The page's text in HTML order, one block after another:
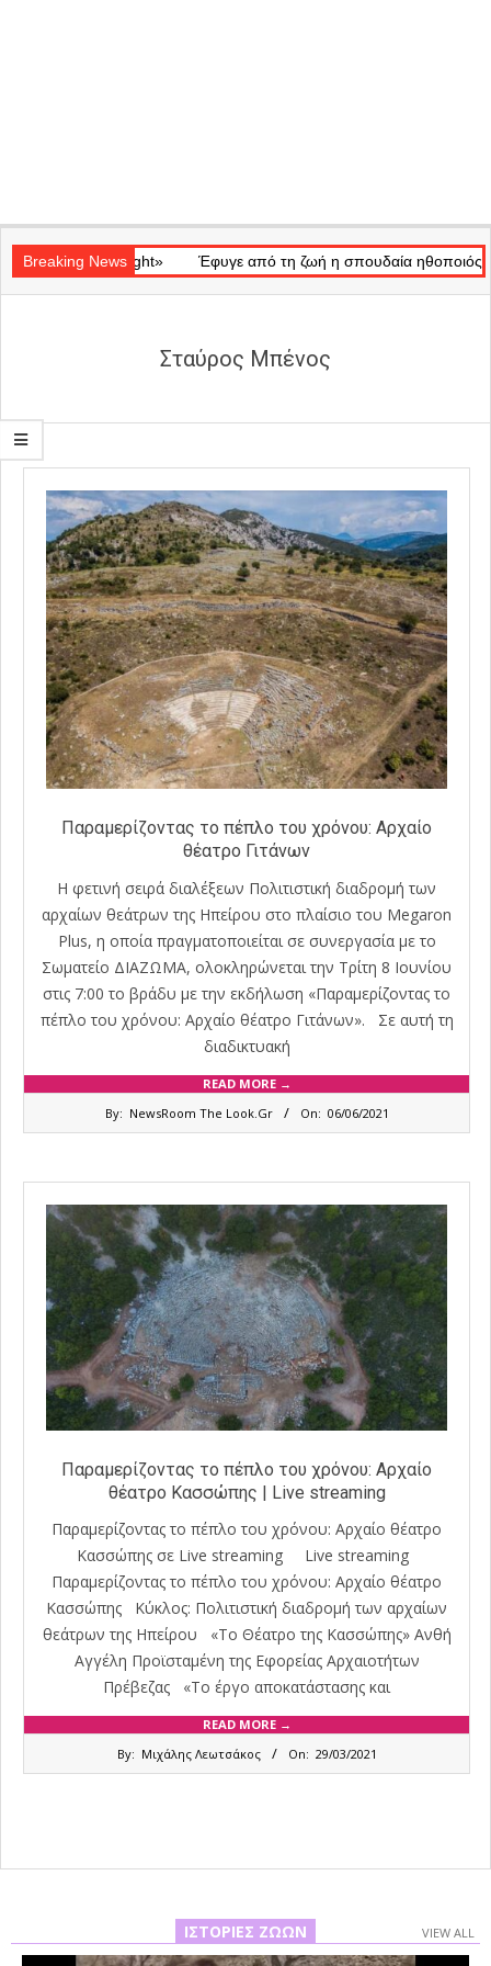
Navigation
Menu
Breaking News
«Ray of Light» Έφυγε από τη ζωή η σπουδαία ηθοποιός Μάρω
Σταύρος Μπένος
Παραμερίζοντας το πέπλο του χρόνου: Αρχαίο
θέατρο Γιτάνων
Η φετινή σειρά διαλέξεων Πολιτιστική διαδρομή των
αρχαίων θεάτρων της Ηπείρου στο πλαίσιο του Megaron
Plus, η οποία πραγματοποιείται σε συνεργασία με το
Σωματείο ΔΙΑΖΩΜΑ, ολοκληρώνεται την Τρίτη 8 Ιουνίου
στις 7:00 το βράδυ με την εκδήλωση «Παραμερίζοντας το
πέπλο του χρόνου: Αρχαίο θέατρο Γιτάνων». Σε αυτή τη
διαδικτυακή
READ MORE →
By: NewsRoom The Look.Gr On: 06/06/2021
Παραμερίζοντας το πέπλο του χρόνου: Αρχαίο
θέατρο Κασσώπης | Live streaming
Παραμερίζοντας το πέπλο του χρόνου: Αρχαίο θέατρο
Κασσώπης σε Live streaming Live streaming
Παραμερίζοντας το πέπλο του χρόνου: Αρχαίο θέατρο
Κασσώπης Kύκλος: Πολιτιστική διαδρομή των αρχαίων
θεάτρων της Ηπείρου «Το Θέατρο της Κασσώπης» Ανθή
Αγγέλη Προϊσταμένη της Εφορείας Αρχαιοτήτων
Πρέβεζας «Το έργο αποκατάστασης και
READ MORE →
By: Μιχάλης Λεωτσάκος On: 29/03/2021
ΙΣΤΟΡΊΕΣ ΖΏΩΝ VIEW ALL